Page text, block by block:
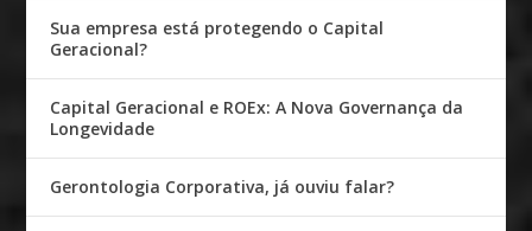
Sua empresa está protegendo o Capital
Geracional?
Capital Geracional e ROEx: A Nova Governança da
Longevidade
Gerontologia Corporativa, já ouviu falar?